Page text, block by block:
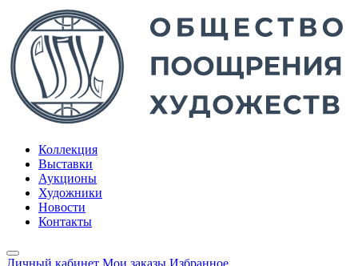
Коллекция
Выставки
Аукционы
Художники
Новости
Контакты
Личный кабинет Мои заказы Избранное